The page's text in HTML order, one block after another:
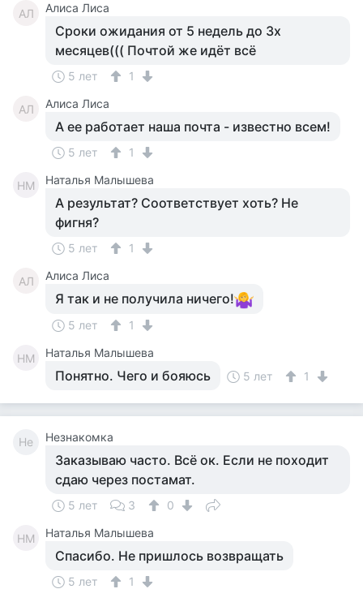
АЛ Алиса Лиса
Сроки ожидания от 5 недель до 3х
месяцев((( Почтой же идёт всё
5 лет 1
АЛ Алиса Лиса
А ее работает наша почта - известно всем!
5 лет 1
НМ Наталья Малышева
А результат? Соответствует хоть? Не
фигня?
5 лет 1
АЛ Алиса Лиса
Я так и не получила ничего!
5 лет 1
НМ Наталья Малышева
Понятно. Чего и бояюсь 5 лет 1
Не Незнакомка
Заказываю часто. Всё ок. Если не походит
сдаю через постамат.
5 лет 3 0
НМ Наталья Малышева
Спасибо. Не пришлось возвращать
5 лет 1